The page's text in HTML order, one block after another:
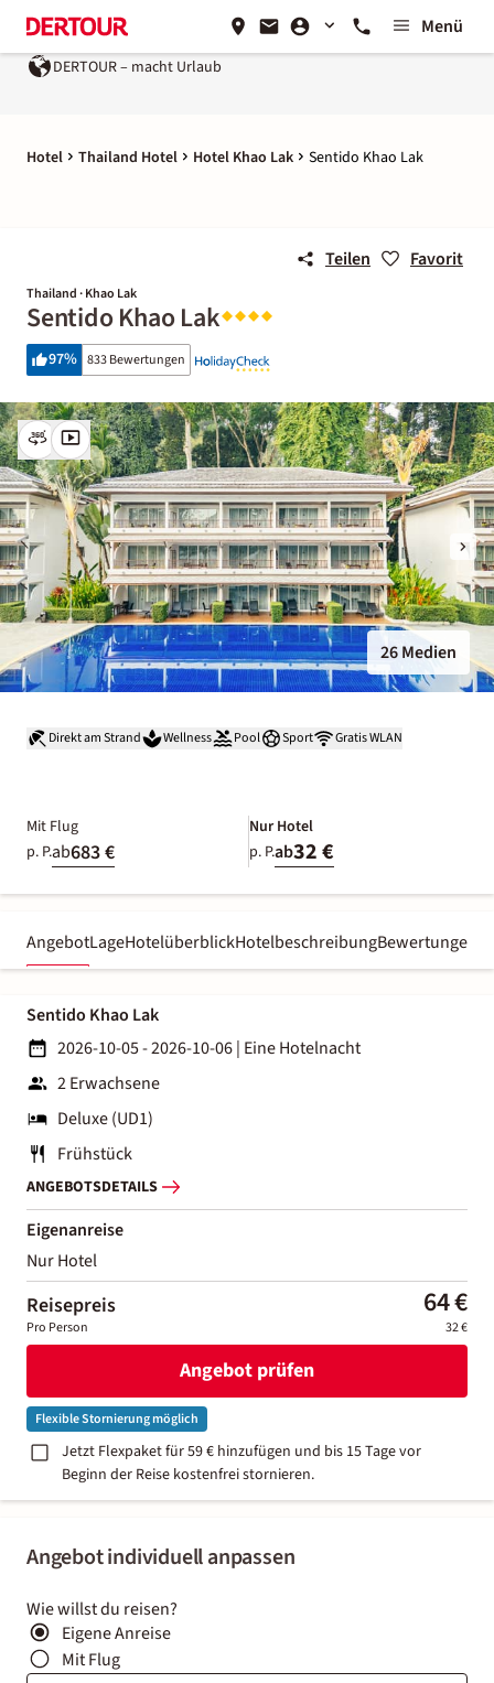
Menü
DERTOUR – macht Urlaub
Hotel Thailand Hotel Hotel Khao Lak Sentido Khao Lak
Teilen Favorit
Thailand · Khao Lak
Sentido Khao Lak
97% 833 Bewertungen
26 Medien
Direkt am Strand Wellness Pool Sport Gratis WLAN
Mit Flug
p. P.ab683 €
Nur Hotel
p. P.ab32 €
AngebotLageHotelüberblickHotelbeschreibungBewertungen
Angebot individuell anpassen
Wie willst du reisen?
Eigene Anreise
Mit Flug
Sentido Khao Lak
2026-10-05 - 2026-10-06| Eine Hotelnacht
2 Erwachsene
Deluxe (UD1)
Frühstück
ANGEBOTSDETAILS
Eigenanreise
Nur Hotel
Reisepreis 64 €
Pro Person 32 €
Angebot prüfen
Flexible Stornierung möglich
Jetzt Flexpaket für 59 € hinzufügen und bis 15 Tage vor
Beginn der Reise kostenfrei stornieren.